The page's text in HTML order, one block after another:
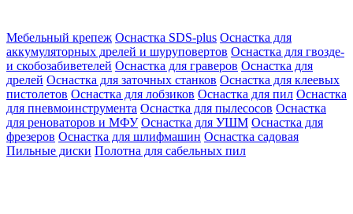
Мебельный крепеж Оснастка SDS-plus Оснастка для
аккумуляторных дрелей и шуруповертов Оснастка для гвозде-
и скобозабиветелей Оснастка для граверов Оснастка для
дрелей Оснастка для заточных станков Оснастка для клеевых
пистолетов Оснастка для лобзиков Оснастка для пил Оснастка
для пневмоинструмента Оснастка для пылесосов Оснастка
для реноваторов и МФУ Оснастка для УШМ Оснастка для
фрезеров Оснастка для шлифмашин Оснастка садовая
Пильные диски Полотна для сабельных пил